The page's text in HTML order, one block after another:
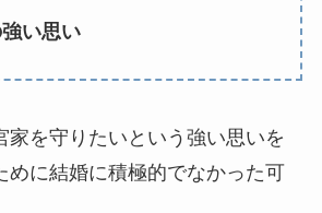
い思い
家を守りたいという強い思いを
めに結婚に積極的でなかった可